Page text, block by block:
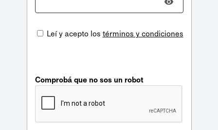
Leí y acepto los términos y condiciones
Comprobá que no sos un robot